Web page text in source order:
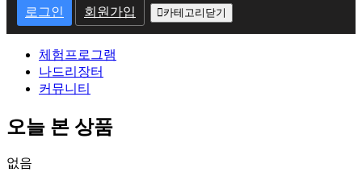
원
로
그
인
로그인 회원가입 카테고리닫기
체험프로그램
나드리장터
커뮤니티
오늘 본 상품
없음